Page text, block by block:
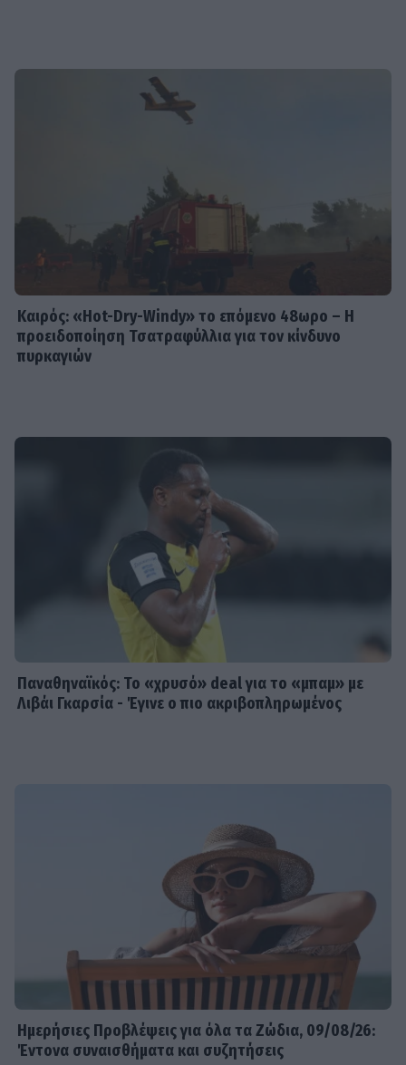
Καιρός: «Hot-Dry-Windy» το επόμενο 48ωρο – Η
προειδοποίηση Τσατραφύλλια για τον κίνδυνο
πυρκαγιών
Παναθηναϊκός: Το «χρυσό» deal για το «μπαμ» με
Λιβάι Γκαρσία - Έγινε ο πιο ακριβοπληρωμένος
Ημερήσιες Προβλέψεις για όλα τα Ζώδια, 09/08/26:
Έντονα συναισθήματα και συζητήσεις